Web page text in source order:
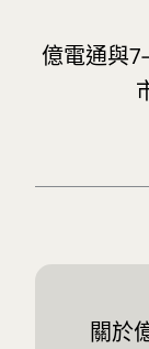
億電通與
關於